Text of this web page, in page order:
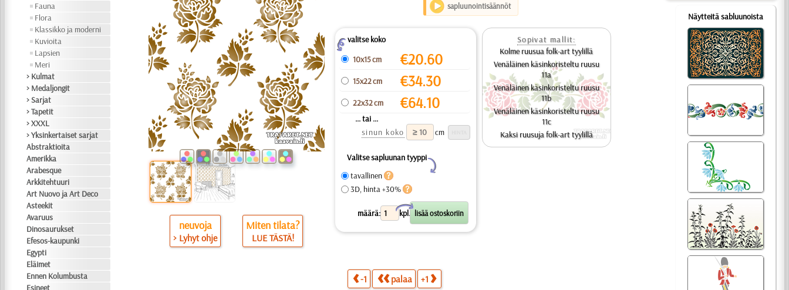
Fauna
Flora
Klassikko ja moderni
Kuvioita
Lapsien
Meri
> Kulmat
> Medaljongit
> Sarjat
> Tapetit
> XXXL
> Yksinkertaiset sarjat
Abstraktioita
Amerikka
Arabesque
Arkkitehtuuri
Art Nuovo ja Art Deco
Asteekit
Avaruus
Dinosaurukset
Efesos-kaupunki
Egypti
Eläimet
Ennen Kolumbusta
Esineet
Näytteitä sabluunoista
neuvoja
> Lyhyt ohje
Miten tilata?
LUE TÄSTÄ!
sapluunointisäännöt
Zvalitse koko
10x15 cm
€20.60
15x22 cm €34.30
22x32 cm €64.10
... tai ...
sinun koko
cm
Valitse sapluunan tyyppi
Y
tavallinen
3D, hinta +30%
määrä: kpl.
X
Sopivat mallit:
Kolme ruusua folk-art tyylillä
Venäläinen käsinkoristeltu ruusu
11a
Venäläinen käsinkoristeltu ruusu
11b
Venäläinen käsinkoristeltu ruusu
11c
Kaksi ruusuja folk-art tyylillä
-1 palaa +1